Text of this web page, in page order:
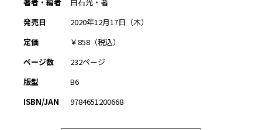
発売日
2020年12月17日（木）
定価
￥858（税込）
ページ数
232ページ
版型
B6
ISBN/JAN
9784651200668